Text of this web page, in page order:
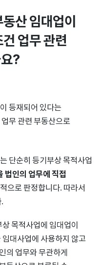
산 임대업이
업무 관련
?
등재되어 있다는
무 관련 부동산으로
단순히 등기부상 목적사업
법인의 업무에 직접
으로 판정합니다. 따라서
목적사업에 임대업이
대사업에 사용하지 않고
의 업무와 무관하게